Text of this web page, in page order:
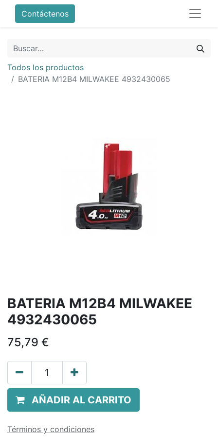
Contáctenos
Todos los productos
BATERIA M12B4 MILWAKEE 4932430065
BATERIA M12B4 MILWAKEE
4932430065
75,79 €
AÑADIR AL CARRITO
Términos y condiciones